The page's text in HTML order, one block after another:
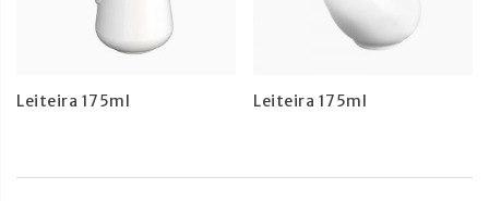
Leiteira 175ml Leiteira 175ml